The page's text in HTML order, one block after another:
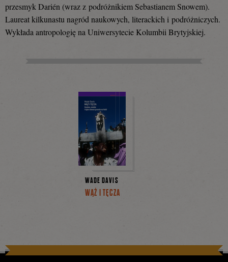
przesmyk Darién (wraz z podróżnikiem Sebastianem Snowem).
Laureat kilkunastu nagród naukowych, literackich i podróżniczych.
Wykłada antropologię na Uniwersytecie Kolumbii Brytyjskiej.
WADE DAVIS
WĄŻ I TĘCZA